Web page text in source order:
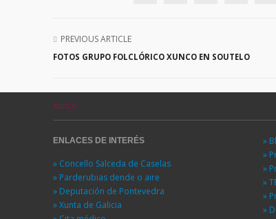
PREVIOUS ARTICLE
FOTOS GRUPO FOLCLÓRICO XUNCO EN SOUTELO
Xunco
ENLACES DE INTERÉS
» Concello Salceda de Caselas
» Parderubias dende o aire
» Deputación de Pontevedra
» Xunta de Galicia
»
»
»
»
»
»